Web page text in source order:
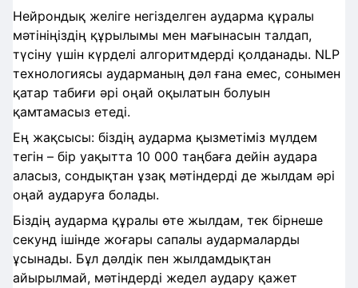
Нейрондық желіге негізделген аударма құралы
мәтініңіздің құрылымы мен мағынасын талдап,
түсіну үшін күрделі алгоритмдерді қолданады. NLP
технологиясы аударманың дәл ғана емес, сонымен
қатар табиғи әрі оңай оқылатын болуын
қамтамасыз етеді.
Ең жақсысы: біздің аударма қызметіміз мүлдем
тегін – бір уақытта 10 000 таңбаға дейін аудара
аласыз, сондықтан ұзақ мәтіндерді де жылдам әрі
оңай аударуға болады.
Біздің аударма құралы өте жылдам, тек бірнеше
секунд ішінде жоғары сапалы аудармаларды
ұсынады. Бұл дәлдік пен жылдамдықтан
айырылмай, мәтіндерді жедел аудару қажет